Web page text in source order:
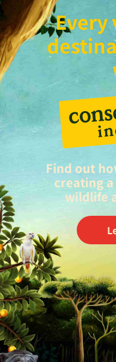
Every
Find out
creating
wildlife